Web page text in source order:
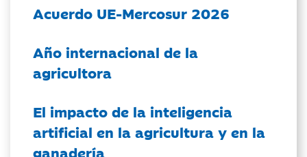
Acuerdo UE-Mercosur 2026
Año internacional de la
agricultora
El impacto de la inteligencia
artificial en la agricultura y en la
ganadería